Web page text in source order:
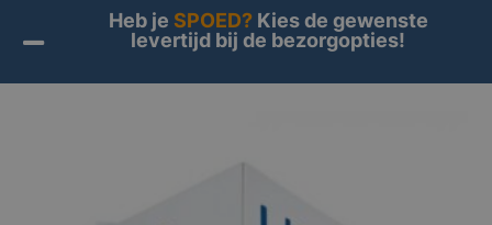
Home Producten/ Producten getagged “makelaarsbord
Heb je SPOED?Kies de gewenste
levertijd bij de bezorgopties!